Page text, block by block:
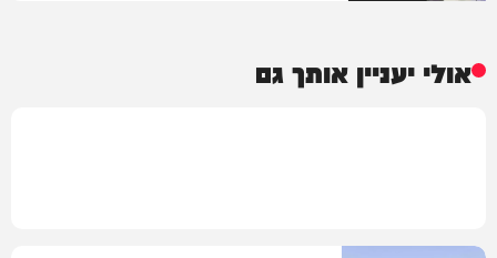
אולי יעניין אותך גם